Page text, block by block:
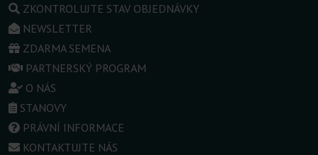
ZKONTROLUJTE STAV OBJEDNÁVKY
NEWSLETTER
ZDARMA SEMENA
PARTNERSKÝ PROGRAM
O NÁS
STANOVY
PRÁVNÍ INFORMACE
KONTAKTUJTE NÁS